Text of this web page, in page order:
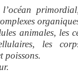
primordial,
animales, les
les
poissons.